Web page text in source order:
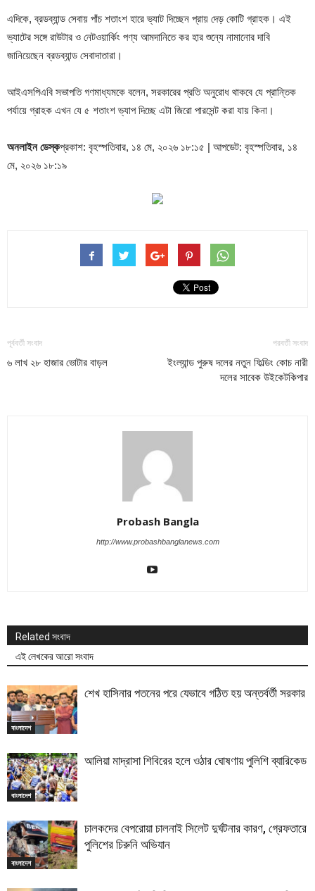
এদিকে, ব্রডব্যান্ড সেবায় পাঁচ শতাংশ হারে ভ্যাট দিচ্ছেন প্রায় দেড় কোটি গ্রাহক। এই
ভ্যাটের সঙ্গে রাউটার ও নেটওয়ার্কিং পণ্য আমদানিতে কর হার শুন্যে নামানোর দাবি
জানিয়েছেন ব্রডব্যান্ড সেবাদাতারা।
আইএসপিএবি সভাপতি গণমাধ্যমকে বলেন, সরকারের প্রতি অনুরোধ থাকবে যে প্রান্তিক
পর্যায়ে গ্রাহক এখন যে ৫ শতাংশ ভ্যাপ দিচ্ছে এটা জিরো পারসেন্ট করা যায় কিনা।
অনলাইন ডেস্কপ্রকাশ: বৃহস্পতিবার, ১৪ মে, ২০২৬ ১৮:১৫ | আপডেট: বৃহস্পতিবার, ১৪
মে, ২০২৬ ১৮:১৯
পূর্ববর্তী সংবাদ
৬ লাখ ২৮ হাজার ভোটার বাড়ল
পরবর্তী সংবাদ
ইংল্যান্ড পুরুষ দলের নতুন ফিল্ডিং কোচ নারী
দলের সাবেক উইকেটকিপার
Probash Bangla
http://www.probashbanglanews.com
Related সংবাদ
এই লেখকের আরো সংবাদ
বাংলাদেশ
শেখ হাসিনার পতনের পরে যেভাবে গঠিত হয় অন্তর্বর্তী সরকার
বাংলাদেশ
আলিয়া মাদ্রাসা শিবিরের হলে ওঠার ঘোষণায় পুলিশি ব্যারিকেড
বাংলাদেশ
চালকদের বেপরোয়া চালনাই সিলেট দুর্ঘটনার কারণ, গ্রেফতারে
পুলিশের চিরুনি অভিযান